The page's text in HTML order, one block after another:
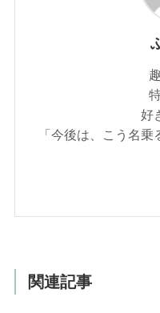
好
「今後は、こう名
関連記事